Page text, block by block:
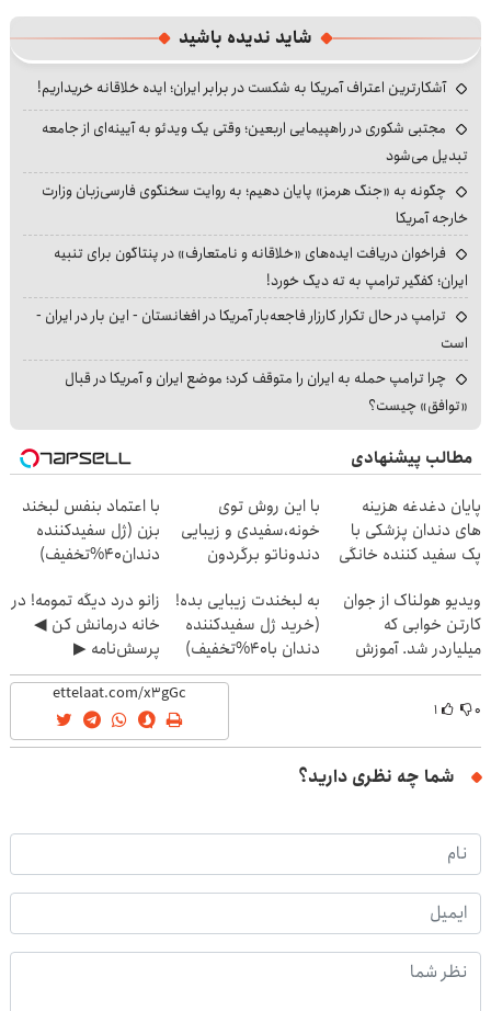
شاید ندیده باشید
آشکارترین اعتراف آمریکا به شکست در برابر ایران؛ ایده خلاقانه خریداریم!
مجتبی شکوری در راهپیمایی اربعین؛ وقتی یک ویدئو به آیینه‌ای از جامعه
تبدیل می‌شود
چگونه به «جنگ هرمز» پایان دهیم؛ به روایت سخنگوی فارسی‌زبان وزارت
خارجه آمریکا
فراخوان دریافت ایده‌های «خلاقانه و نامتعارف» در پنتاگون برای تنبیه
ایران؛ کفگیر ترامپ به ته دیگ خورد!
ترامپ در حال تکرار کارزار فاجعه‌بار آمریکا در افغانستان - این بار در ایران -
است
چرا ترامپ حمله به ایران را متوقف کرد؛ موضع ایران و آمریکا در قبال
«توافق» چیست؟
مطالب پیشنهادی
پایان دغدغه هزینه
های دندان پزشکی با
پک سفید کننده خانگی
با این روش توی
خونه،سفیدی و زیبایی
دندوناتو برگردون
با اعتماد بنفس لبخند
بزن (ژل سفیدکننده
دندان40%تخفیف)
ویدیو هولناک از جوان
کارتن خوابی که
میلیاردر شد. آموزش
رایگان
به لبخندت زیبایی بده!
(خرید ژل سفیدکننده
دندان با40%تخفیف)
زانو درد دیگه تمومه! در
خانه درمانش کن ◀
پرسش‌نامه ▶
۰ ۱
شما چه نظری دارید؟